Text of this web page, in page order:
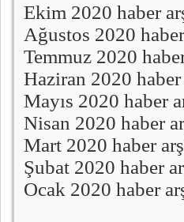
Ekim 2020 haber
Ağustos 2020
Temmuz 2020
Haziran 2020
Mayıs 2020 haber
Nisan 2020 haber
Mart 2020 haber
Şubat 2020 haber
Ocak 2020 haber